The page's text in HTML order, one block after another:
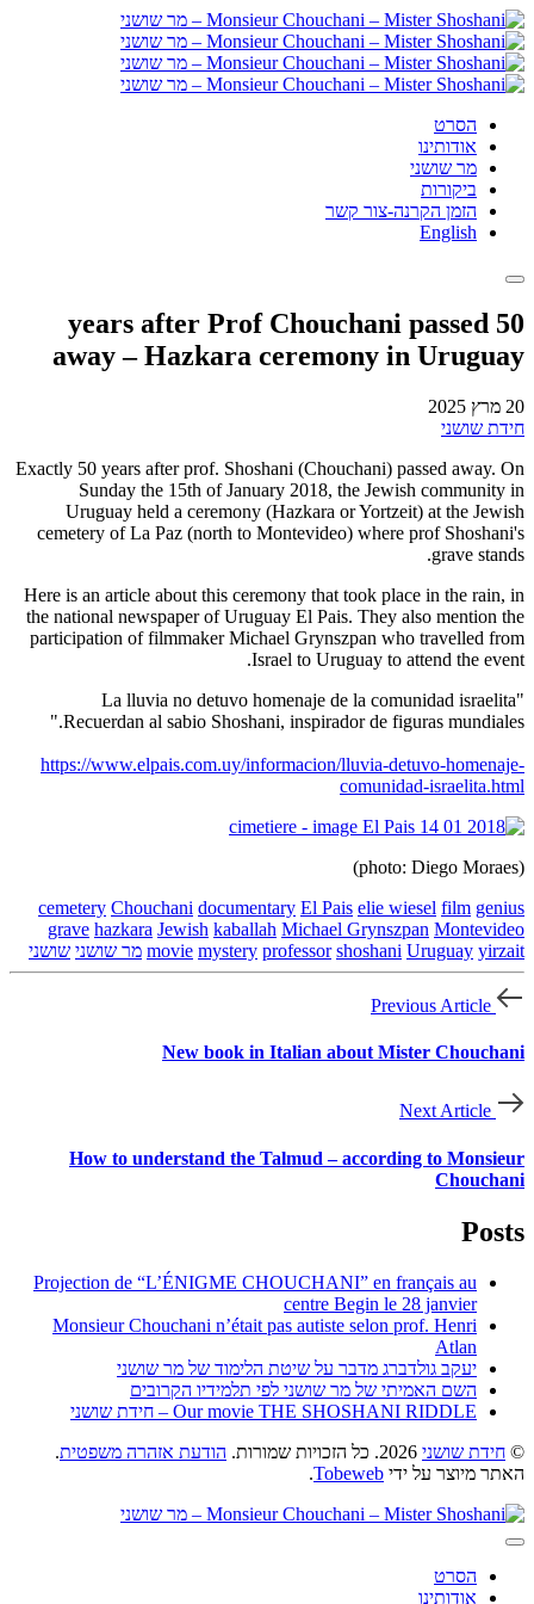
הסרט
אודותינו
מר שושני
ביקורות
הזמן הקרנה-צור קשר
English
50 years after Prof Chouchani passed
away – Hazkara ceremony in Uruguay
20 מרץ 2025
חידת שושני
Exactly 50 years after prof. Shoshani (Chouchani) passed away. On
Sunday the 15th of January 2018, the Jewish community in
Uruguay held a ceremony (Hazkara or Yortzeit) at the Jewish
cemetery of La Paz (north to Montevideo) where prof Shoshani's
grave stands.
Here is an article about this ceremony that took place in the rain, in
the national newspaper of Uruguay El Pais. They also mention the
participation of filmmaker Michael Grynszpan who travelled from
Israel to Uruguay to attend the event.
"La lluvia no detuvo homenaje de la comunidad israelita
Recuerdan al sabio Shoshani, inspirador de figuras mundiales."
https://www.elpais.com.uy/informacion/lluvia-detuvo-homenaje-
comunidad-israelita.html
(photo: Diego Moraes)
cemetery Chouchani documentary El Pais elie wiesel film genius
grave hazkara Jewish kaballah Michael Grynszpan Montevideo
movie mystery professor shoshani Uruguay yirzait מר שושני שושני
Previous Article
New book in Italian about Mister Chouchani
Next Article
How to understand the Talmud – according to Monsieur
Chouchani
Posts
Projection de “L’ÉNIGME CHOUCHANI” en français au
centre Begin le 28 janvier
Monsieur Chouchani n’était pas autiste selon prof. Henri
Atlan
יעקב גולדברג מדבר על שיטת הלימוד של מר שושני
השם האמיתי של מר שושני לפי תלמידיו הקרובים
Our movie THE SHOSHANI RIDDLE – חידת שושני
© חידת שושני הודעת אזהרה משפטית.
האתר מיוצר על ידי Tobeweb
.
הסרט
אודותינו